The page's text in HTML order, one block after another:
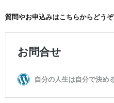
質問やお申込みはこちらからどうぞ